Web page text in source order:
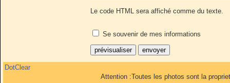
Le code HTML sera affiché comme du texte.
Se souvenir de mes informations
DotClear
Attention :Toutes les photos sont la